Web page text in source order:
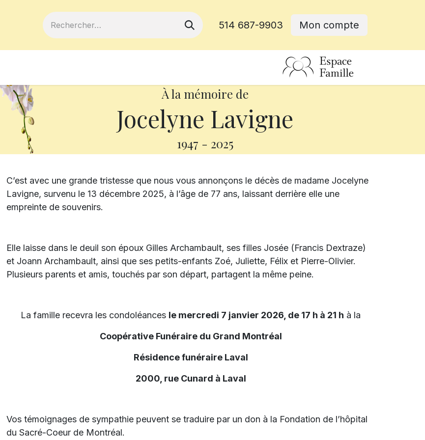
514 687-9903 Mon compte
À la mémoire de
Jocelyne Lavigne
1947 - 2025
C’est avec une grande tristesse que nous vous annonçons le décès de madame Jocelyne
Lavigne, survenu le 13 décembre 2025, à l’âge de 77 ans, laissant derrière elle une
empreinte de souvenirs.
Elle laisse dans le deuil son époux Gilles Archambault, ses filles Josée (Francis Dextraze)
et Joann Archambault, ainsi que ses petits-enfants Zoé, Juliette, Félix et Pierre-Olivier.
Plusieurs parents et amis, touchés par son départ, partagent la même peine.
La famille recevra les condoléances le mercredi 7 janvier 2026, de 17 h à 21 h à la
Coopérative Funéraire du Grand Montréal
Résidence funéraire Laval
2000, rue Cunard à Laval
Vos témoignages de sympathie peuvent se traduire par un don à la Fondation de l’hôpital
du Sacré-Coeur de Montréal.